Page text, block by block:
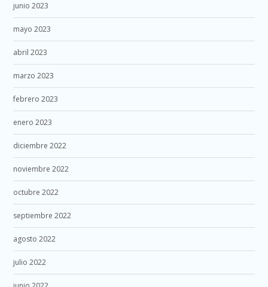
junio 2023
mayo 2023
abril 2023
marzo 2023
febrero 2023
enero 2023
diciembre 2022
noviembre 2022
octubre 2022
septiembre 2022
agosto 2022
julio 2022